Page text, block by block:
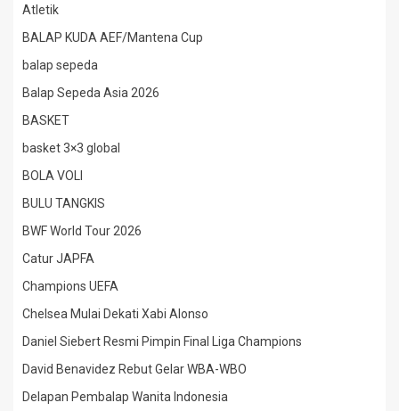
Atletik
BALAP KUDA AEF/Mantena Cup
balap sepeda
Balap Sepeda Asia 2026
BASKET
basket 3×3 global
BOLA VOLI
BULU TANGKIS
BWF World Tour 2026
Catur JAPFA
Champions UEFA
Chelsea Mulai Dekati Xabi Alonso
Daniel Siebert Resmi Pimpin Final Liga Champions
David Benavidez Rebut Gelar WBA-WBO
Delapan Pembalap Wanita Indonesia